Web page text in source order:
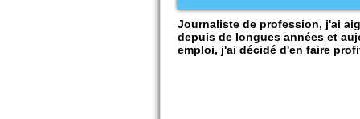
Journaliste de profession, j'ai
depuis de longues années et
emploi, j'ai décidé d'en faire